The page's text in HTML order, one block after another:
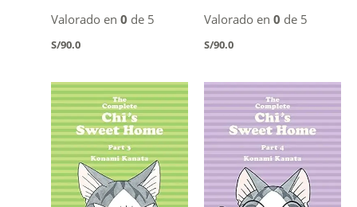
Valorado en 0 de 5
S/90.0
Valorado en 0 de 5
S/90.0